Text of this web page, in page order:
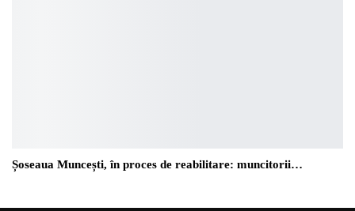
Șoseaua Muncești, în proces de reabilitare: muncitorii…